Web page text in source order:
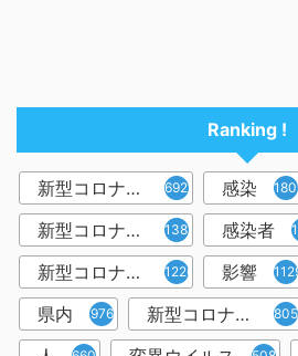
Ranking !
新型コロナウイルス 6921 感染 1809
新型コロナウィルス 1382 感染者
新型コロナウイルス感染症 1226 影響 1129
県内 976 新型コロナウイルス感染 805